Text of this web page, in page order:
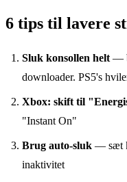
6 tips til lavere
Sluk konsollen helt —
downloader. PS5's
Xbox: skift til
"Instant On"
Brug auto-sluk — sæt
inaktivitet